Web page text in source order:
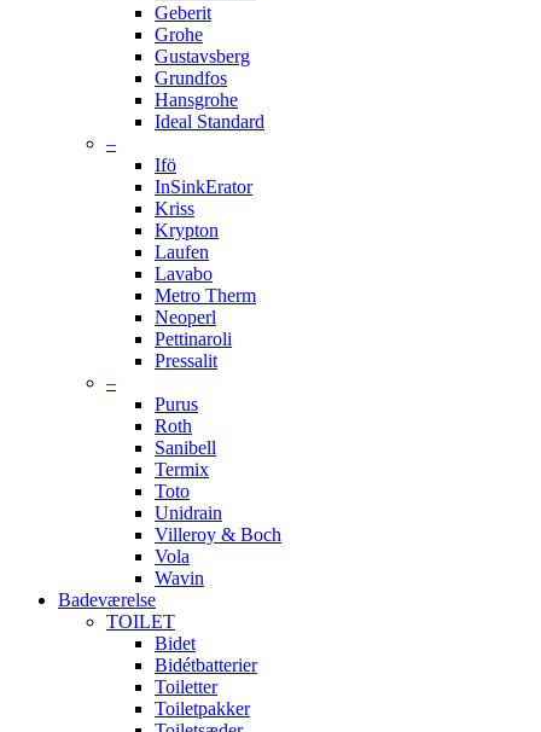
Geberit
Grohe
Gustavsberg
Grundfos
Hansgrohe
Ideal Standard
–
Ifö
InSinkErator
Kriss
Krypton
Laufen
Lavabo
Metro Therm
Neoperl
Pettinaroli
Pressalit
–
Purus
Roth
Sanibell
Termix
Toto
Unidrain
Villeroy & Boch
Vola
Wavin
Badeværelse
TOILET
Bidet
Bidétbatterier
Toiletter
Toiletpakker